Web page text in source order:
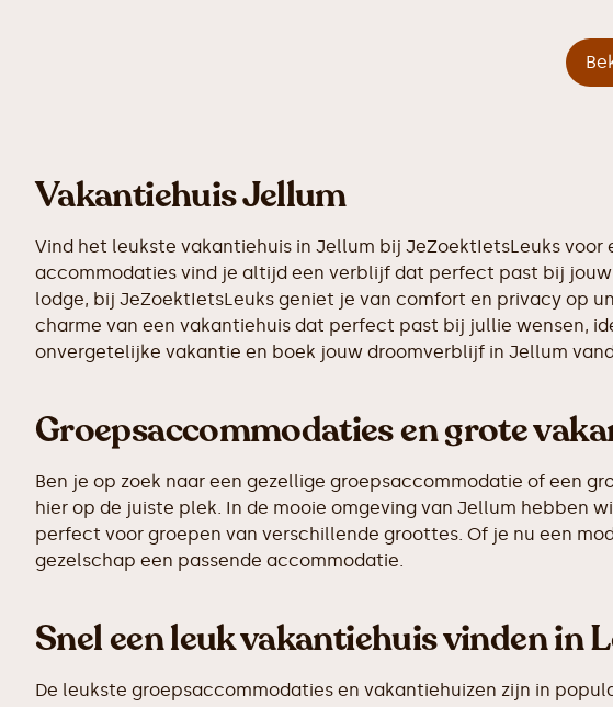
Vakantiehuis Jellum
Vind het leukste vakantiehuis in Jellum bij JeZoektIetsLeuks
accommodaties vind je altijd een verblijf dat perfect past bij
lodge, bij JeZoektIetsLeuks geniet je van comfort en privacy op
charme van een vakantiehuis dat perfect past bij jullie wensen,
onvergetelijke vakantie en boek jouw droomverblijf in Jellum
Groepsaccommodaties en grote
Ben je op zoek naar een gezellige groepsaccommodatie of een
hier op de juiste plek. In de mooie omgeving van Jellum hebben
perfect voor groepen van verschillende groottes. Of je nu een
gezelschap een passende accommodatie.
Snel een leuk vakantiehuis vinden in
De leukste groepsaccommodaties en vakantiehuizen zijn in